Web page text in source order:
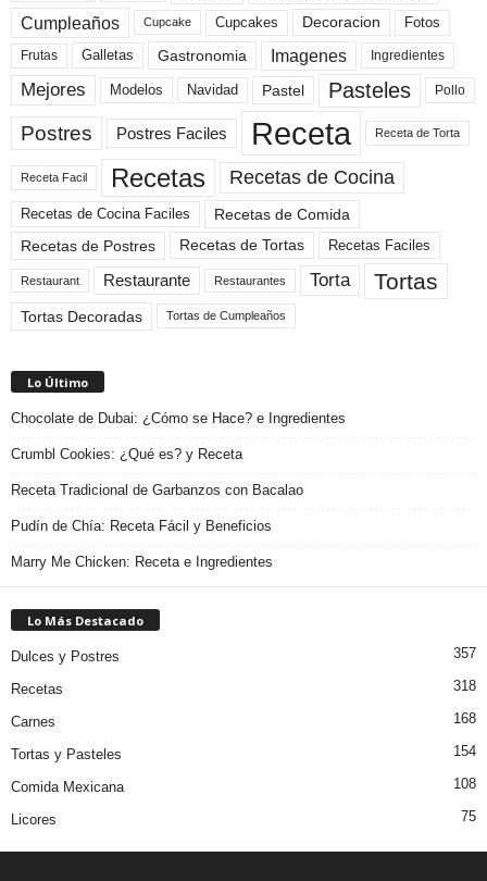
Cumpleaños Cupcake Cupcakes Decoracion Fotos
Frutas Galletas Gastronomia Imagenes Ingredientes
Mejores Modelos Navidad Pastel Pasteles Pollo
Postres Postres Faciles Receta Receta de Torta
Receta Facil Recetas Recetas de Cocina
Recetas de Cocina Faciles
Recetas de Comida
Recetas de Postres
Recetas de Tortas Recetas Faciles
Restaurant Restaurante Restaurantes Torta Tortas
Tortas Decoradas Tortas de Cumpleaños
Lo Último
Chocolate de Dubai: ¿Cómo se Hace? e Ingredientes
Crumbl Cookies: ¿Qué es? y Receta
Receta Tradicional de Garbanzos con Bacalao
Pudín de Chía: Receta Fácil y Beneficios
Marry Me Chicken: Receta e Ingredientes
Lo Más Destacado
Dulces y Postres 357
Recetas 318
Carnes 168
Tortas y Pasteles 154
Comida Mexicana 108
Licores 75